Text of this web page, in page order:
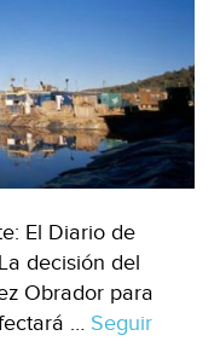
El Diario de
decisión del
Obrador para
… Seguir